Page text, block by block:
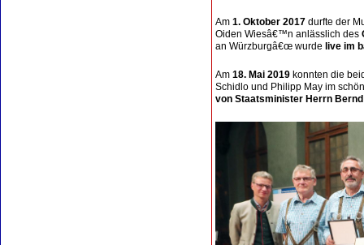
Am 1. Oktober 2017 durfte der
Oiden Wiesâ€™n anlässlich des
an Würzburgâ€œ wurde live im
Am 18. Mai 2019 konnten die
Schidlo und Philipp May im
von Staatsminister Herrn